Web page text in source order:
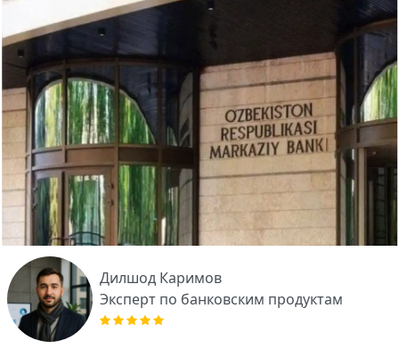
Дилшод Каримов
Эксперт по банковским продуктам